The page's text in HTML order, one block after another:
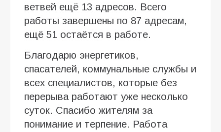
ветвей ещё 13 адресов. Всего
работы завершены по 87 адресам,
ещё 51 остаётся в работе.
Благодарю энергетиков,
спасателей, коммунальные службы и
всех специалистов, которые без
перерыва работают уже несколько
суток. Спасибо жителям за
понимание и терпение. Работа